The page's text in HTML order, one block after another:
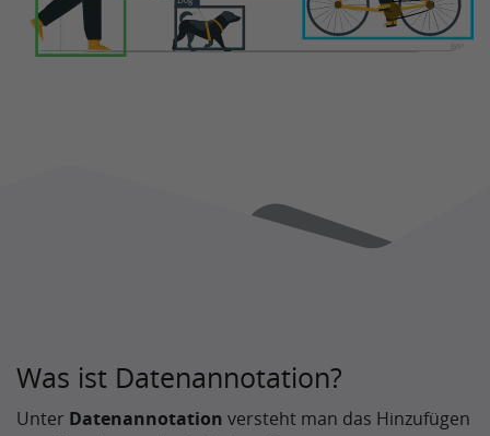
Was ist Datenannotation?
Unter Datenannotation versteht man das Hinzufügen